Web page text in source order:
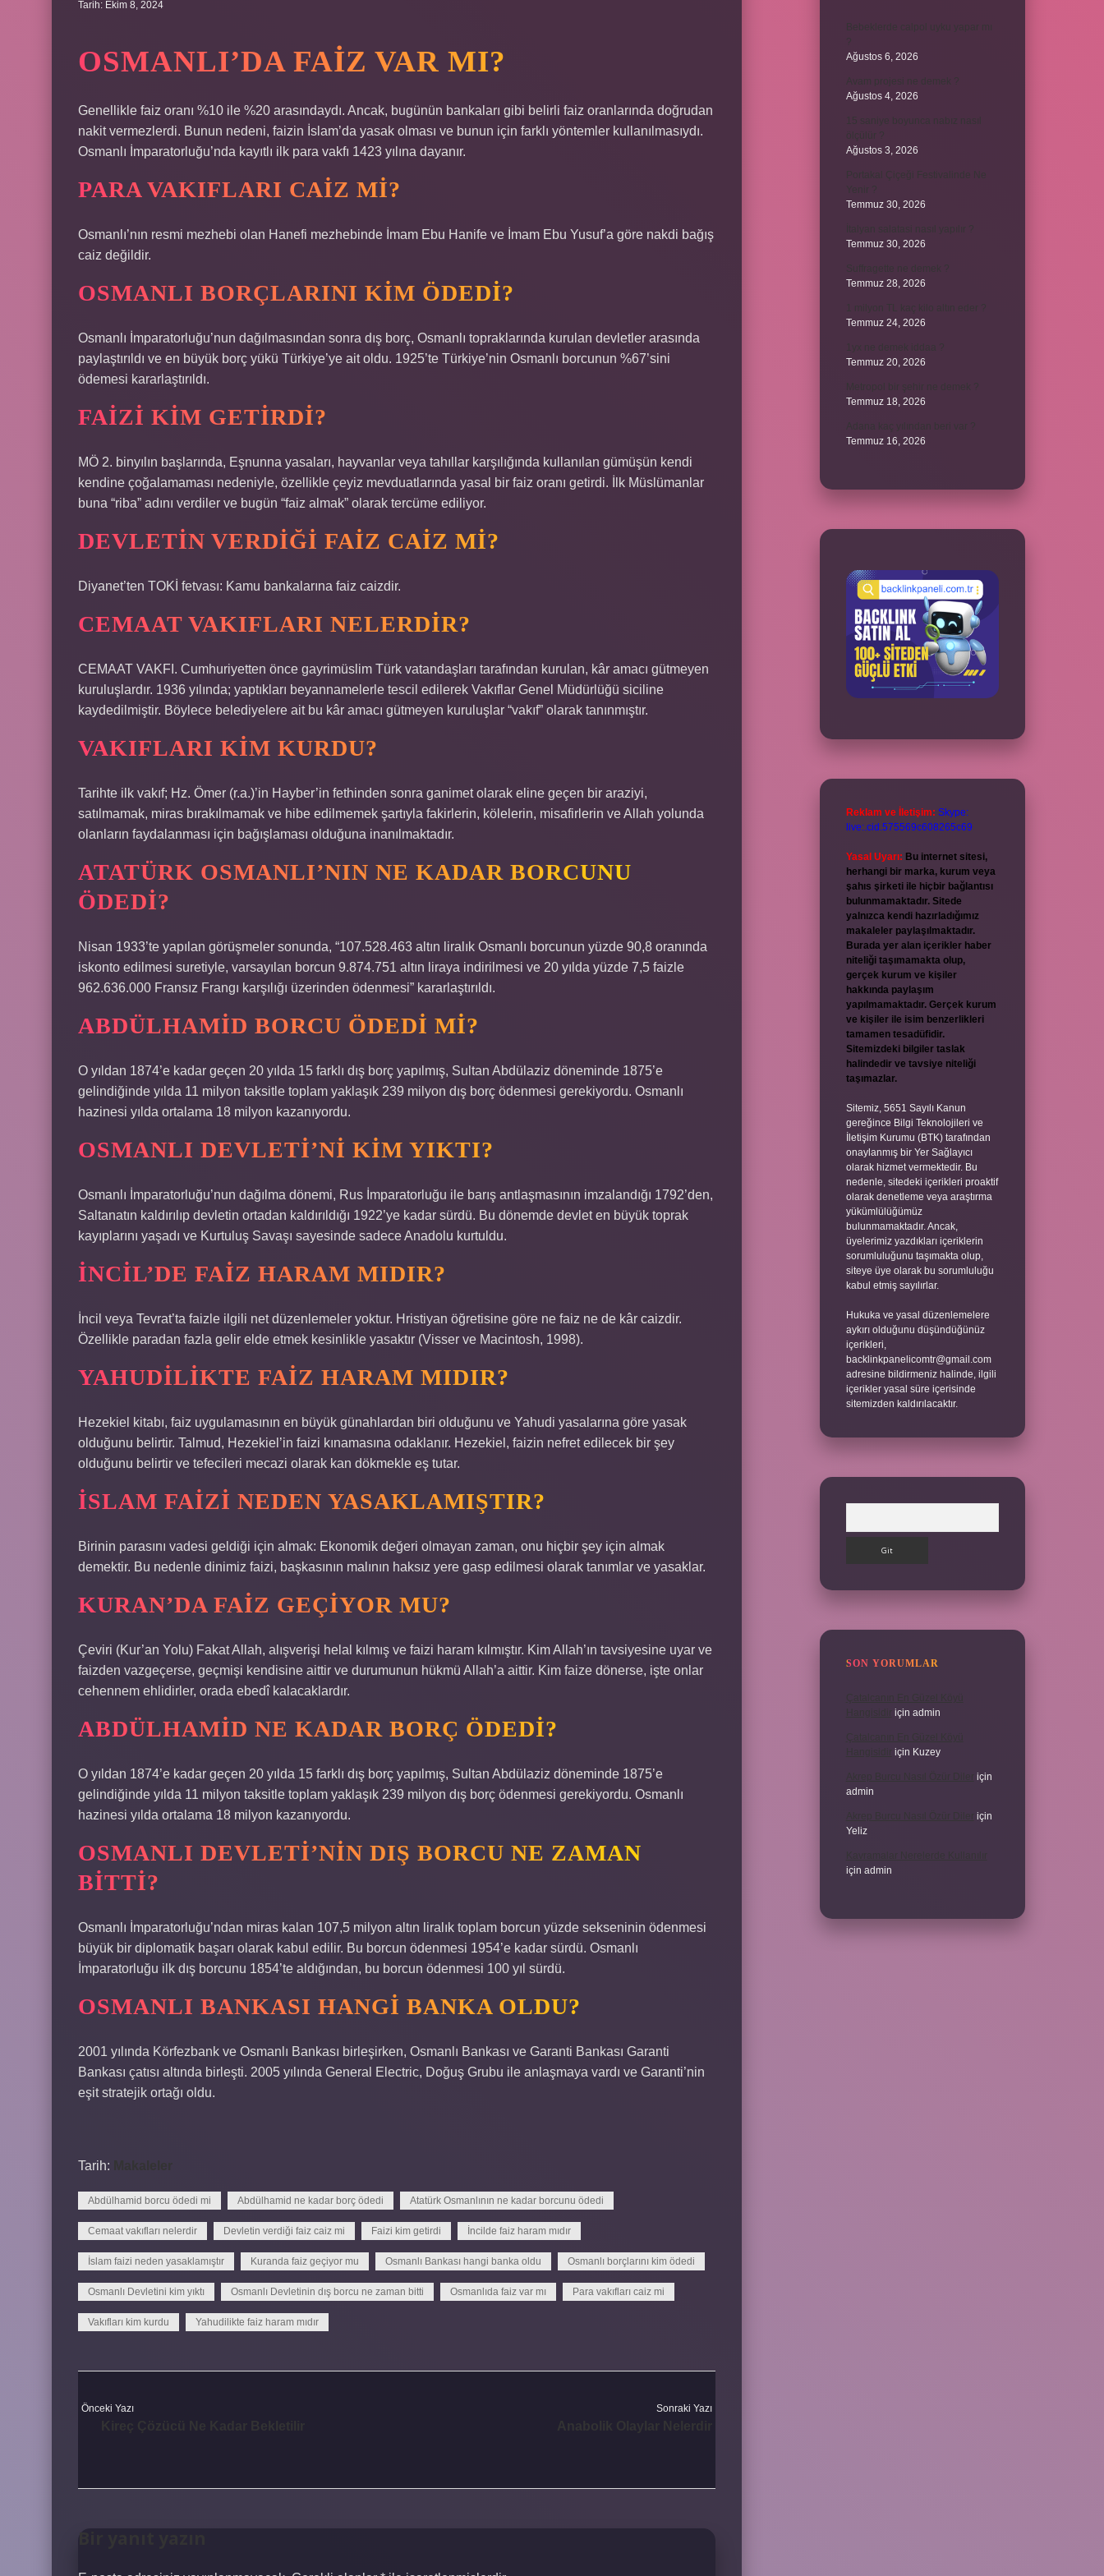
Tarih: Ekim 8, 2024
OSMANLI’DA FAIZ VAR MI?
Genellikle faiz oranı %10 ile %20 arasındaydı. Ancak, bugünün bankaları gibi belirli faiz oranlarında doğrudan
nakit vermezlerdi. Bunun nedeni, faizin İslam’da yasak olması ve bunun için farklı yöntemler kullanılmasıydı.
Osmanlı İmparatorluğu’nda kayıtlı ilk para vakfı 1423 yılına dayanır.
PARA VAKIFLARI CAIZ MI?
Osmanlı’nın resmi mezhebi olan Hanefi mezhebinde İmam Ebu Hanife ve İmam Ebu Yusuf’a göre nakdi bağış
caiz değildir.
OSMANLI BORÇLARINI KIM ÖDEDI?
Osmanlı İmparatorluğu’nun dağılmasından sonra dış borç, Osmanlı topraklarında kurulan devletler arasında
paylaştırıldı ve en büyük borç yükü Türkiye’ye ait oldu. 1925’te Türkiye’nin Osmanlı borcunun %67’sini
ödemesi kararlaştırıldı.
FAIZI KIM GETIRDI?
MÖ 2. binyılın başlarında, Eşnunna yasaları, hayvanlar veya tahıllar karşılığında kullanılan gümüşün kendi
kendine çoğalamaması nedeniyle, özellikle çeyiz mevduatlarında yasal bir faiz oranı getirdi. İlk Müslümanlar
buna “riba” adını verdiler ve bugün “faiz almak” olarak tercüme ediliyor.
DEVLETIN VERDIĞI FAIZ CAIZ MI?
Diyanet’ten TOKİ fetvası: Kamu bankalarına faiz caizdir.
CEMAAT VAKIFLARI NELERDIR?
CEMAAT VAKFI. Cumhuriyetten önce gayrimüslim Türk vatandaşları tarafından kurulan, kâr amacı gütmeyen
kuruluşlardır. 1936 yılında; yaptıkları beyannamelerle tescil edilerek Vakıflar Genel Müdürlüğü siciline
kaydedilmiştir. Böylece belediyelere ait bu kâr amacı gütmeyen kuruluşlar “vakıf” olarak tanınmıştır.
VAKIFLARI KIM KURDU?
Tarihte ilk vakıf; Hz. Ömer (r.a.)’in Hayber’in fethinden sonra ganimet olarak eline geçen bir araziyi,
satılmamak, miras bırakılmamak ve hibe edilmemek şartıyla fakirlerin, kölelerin, misafirlerin ve Allah yolunda
olanların faydalanması için bağışlaması olduğuna inanılmaktadır.
ATATÜRK OSMANLI’NIN NE KADAR BORCUNU
ÖDEDI?
Nisan 1933’te yapılan görüşmeler sonunda, “107.528.463 altın liralık Osmanlı borcunun yüzde 90,8 oranında
iskonto edilmesi suretiyle, varsayılan borcun 9.874.751 altın liraya indirilmesi ve 20 yılda yüzde 7,5 faizle
962.636.000 Fransız Frangı karşılığı üzerinden ödenmesi” kararlaştırıldı.
ABDÜLHAMID BORCU ÖDEDI MI?
O yıldan 1874’e kadar geçen 20 yılda 15 farklı dış borç yapılmış, Sultan Abdülaziz döneminde 1875’e
gelindiğinde yılda 11 milyon taksitle toplam yaklaşık 239 milyon dış borç ödenmesi gerekiyordu. Osmanlı
hazinesi yılda ortalama 18 milyon kazanıyordu.
OSMANLI DEVLETI’NI KIM YIKTI?
Osmanlı İmparatorluğu’nun dağılma dönemi, Rus İmparatorluğu ile barış antlaşmasının imzalandığı 1792’den,
Saltanatın kaldırılıp devletin ortadan kaldırıldığı 1922’ye kadar sürdü. Bu dönemde devlet en büyük toprak
kayıplarını yaşadı ve Kurtuluş Savaşı sayesinde sadece Anadolu kurtuldu.
İNCIL’DE FAIZ HARAM MIDIR?
İncil veya Tevrat’ta faizle ilgili net düzenlemeler yoktur. Hristiyan öğretisine göre ne faiz ne de kâr caizdir.
Özellikle paradan fazla gelir elde etmek kesinlikle yasaktır (Visser ve Macintosh, 1998).
YAHUDILIKTE FAIZ HARAM MIDIR?
Hezekiel kitabı, faiz uygulamasının en büyük günahlardan biri olduğunu ve Yahudi yasalarına göre yasak
olduğunu belirtir. Talmud, Hezekiel’in faizi kınamasına odaklanır. Hezekiel, faizin nefret edilecek bir şey
olduğunu belirtir ve tefecileri mecazi olarak kan dökmekle eş tutar.
İSLAM FAIZI NEDEN YASAKLAMIŞTIR?
Birinin parasını vadesi geldiği için almak: Ekonomik değeri olmayan zaman, onu hiçbir şey için almak
demektir. Bu nedenle dinimiz faizi, başkasının malının haksız yere gasp edilmesi olarak tanımlar ve yasaklar.
KURAN’DA FAIZ GEÇIYOR MU?
Çeviri (Kur’an Yolu) Fakat Allah, alışverişi helal kılmış ve faizi haram kılmıştır. Kim Allah’ın tavsiyesine uyar ve
faizden vazgeçerse, geçmişi kendisine aittir ve durumunun hükmü Allah’a aittir. Kim faize dönerse, işte onlar
cehennem ehlidirler, orada ebedî kalacaklardır.
ABDÜLHAMID NE KADAR BORÇ ÖDEDI?
O yıldan 1874’e kadar geçen 20 yılda 15 farklı dış borç yapılmış, Sultan Abdülaziz döneminde 1875’e
gelindiğinde yılda 11 milyon taksitle toplam yaklaşık 239 milyon dış borç ödenmesi gerekiyordu. Osmanlı
hazinesi yılda ortalama 18 milyon kazanıyordu.
OSMANLI DEVLETI’NIN DIŞ BORCU NE ZAMAN
BITTI?
Osmanlı İmparatorluğu’ndan miras kalan 107,5 milyon altın liralık toplam borcun yüzde sekseninin ödenmesi
büyük bir diplomatik başarı olarak kabul edilir. Bu borcun ödenmesi 1954’e kadar sürdü. Osmanlı
İmparatorluğu ilk dış borcunu 1854’te aldığından, bu borcun ödenmesi 100 yıl sürdü.
OSMANLI BANKASI HANGI BANKA OLDU?
2001 yılında Körfezbank ve Osmanlı Bankası birleşirken, Osmanlı Bankası ve Garanti Bankası Garanti
Bankası çatısı altında birleşti. 2005 yılında General Electric, Doğuş Grubu ile anlaşmaya vardı ve Garanti’nin
eşit stratejik ortağı oldu.
Tarih: Makaleler
Abdülhamid borcu ödedi mi Abdülhamid ne kadar borç ödedi Atatürk Osmanlının ne kadar borcunu ödedi
Cemaat vakıfları nelerdir Devletin verdiği faiz caiz mi Faizi kim getirdi İncilde faiz haram mıdır
İslam faizi neden yasaklamıştır Kuranda faiz geçiyor mu Osmanlı Bankası hangi banka oldu Osmanlı borçlarını kim ödedi
Osmanlı Devletini kim yıktı Osmanlı Devletinin dış borcu ne zaman bitti Osmanlıda faiz var mı Para vakıfları caiz mi
Vakıfları kim kurdu Yahudilikte faiz haram mıdır
Önceki Yazı Sonraki Yazı
Bebeklerde calpol uyku yapar mı
Ağustos 6, 2026
Avam projesi ne demek ?
Ağustos 4, 2026
15 saniye boyunca nabız nasıl
Ağustos 3, 2026
Temmuz 30, 2026
İtalyan salatasi nasıl yapılır ?
Temmuz 30, 2026
Temmuz 28, 2026
Temmuz 24, 2026
Temmuz 20, 2026
Temmuz 18, 2026
Temmuz 16, 2026
Reklam ve İletişim: Skype:
live:.cid.575569c608265c69
Yasal Uyarı: Bu internet sitesi,
herhangi bir marka, kurum veya
şahıs şirketi ile hiçbir bağlantısı
bulunmamaktadır. Sitede
yalnızca kendi hazırladığımız
makaleler paylaşılmaktadır.
Burada yer alan içerikler haber
niteliği taşımamakta olup,
gerçek kurum ve kişiler
hakkında paylaşım
yapılmamaktadır. Gerçek kurum
ve kişiler ile isim benzerlikleri
tamamen tesadüfidir.
Sitemizdeki bilgiler taslak
halindedir ve tavsiye niteliği
taşımazlar.
Sitemiz, 5651 Sayılı Kanun
gereğince Bilgi Teknolojileri ve
İletişim Kurumu (BTK) tarafından
onaylanmış bir Yer Sağlayıcı
olarak hizmet vermektedir. Bu
nedenle, sitedeki içerikleri proaktif
olarak denetleme veya araştırma
yükümlülüğümüz
bulunmamaktadır. Ancak,
üyelerimiz yazdıkları içeriklerin
sorumluluğunu taşımakta olup,
siteye üye olarak bu sorumluluğu
kabul etmiş sayılırlar.
Hukuka ve yasal düzenlemelere
aykırı olduğunu düşündüğünüz
içerikleri,
backlinkpanelicomtr@gmail.com
adresine bildirmeniz halinde, ilgili
içerikler yasal süre içerisinde
sitemizden kaldırılacaktır.
SON YORUMLAR
için admin
için Kuzey
için
admin
için
Yeliz
için admin